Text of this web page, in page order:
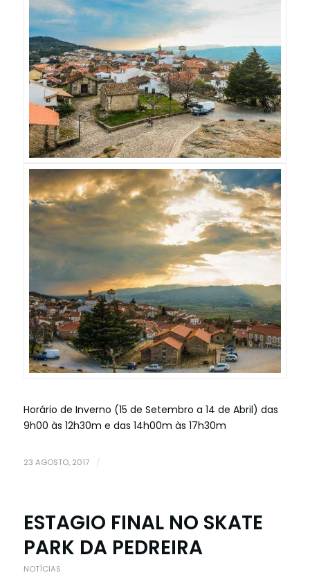
Horário de Inverno (15 de Setembro a 14 de Abril) das
9h00 às 12h30m e das 14h00m às 17h30m
23 AGOSTO, 2017 /
ESTAGIO FINAL NO SKATE
PARK DA PEDREIRA
NOTÍCIAS